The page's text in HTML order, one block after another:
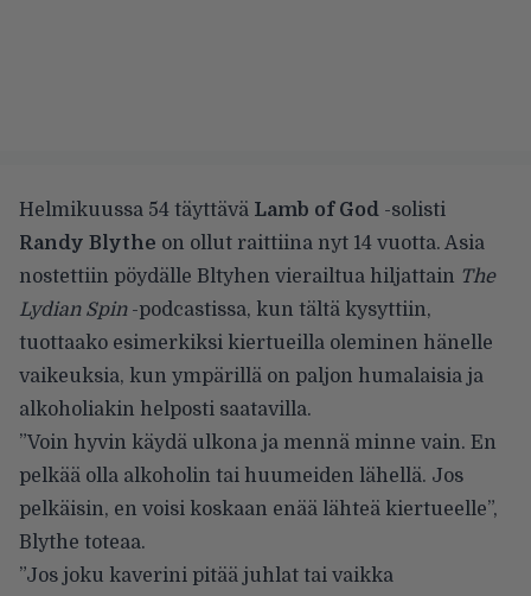
Helmikuussa 54 täyttävä Lamb of God -solisti
Randy Blythe on ollut raittiina nyt 14 vuotta. Asia
nostettiin pöydälle Bltyhen vierailtua hiljattain The
Lydian Spin-podcastissa, kun tältä kysyttiin,
tuottaako esimerkiksi kiertueilla oleminen hänelle
vaikeuksia, kun ympärillä on paljon humalaisia ja
alkoholiakin helposti saatavilla.
”Voin hyvin käydä ulkona ja mennä minne vain. En
pelkää olla alkoholin tai huumeiden lähellä. Jos
pelkäisin, en voisi koskaan enää lähteä kiertueelle”,
Blythe toteaa.
”Jos joku kaverini pitää juhlat tai vaikka